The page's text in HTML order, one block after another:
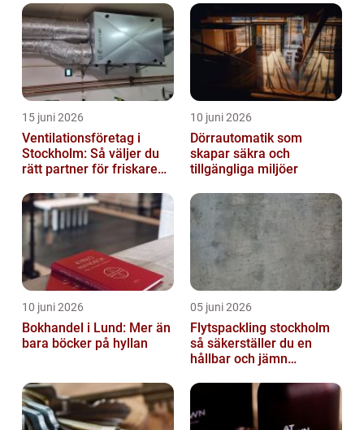
15 juni 2026
Ventilationsföretag i
Stockholm: Så väljer du
rätt partner för friskare
10 juni 2026
Dörrautomatik som
skapar säkra och
tillgängliga miljöer
10 juni 2026
Bokhandel i Lund: Mer än
bara böcker på hyllan
05 juni 2026
Flytspackling stockholm
så säkerställer du en
hållbar och jämn